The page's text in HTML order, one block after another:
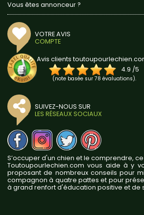
Vous êtes annonceur ?
VOTRE AVIS
COMPTE
Avis clients
4.9 /5
(note basée sur 78 évaluations).
SUIVEZ-NOUS SUR
LES RÉSEAUX SOCIAUX
S’occuper d'un chien et le comprendre, ce
Toutoupourlechien.com vous aide à y
proposant de nombreux conseils pour
compagnon à quatre pattes et pour
à grand renfort d'éducation positive et de